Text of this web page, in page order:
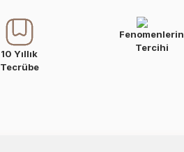
10 Yıllık
Tecrübe
Fenomenlerin
Tercihi